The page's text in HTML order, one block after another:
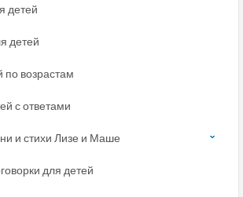
детей
детей
по возрастам
с ответами
и стихи Лизе и Маше
для детей